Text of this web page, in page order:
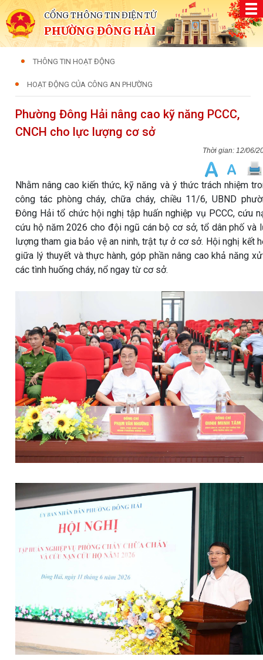
CỔNG THÔNG TIN ĐIỆN TỬ
PHƯỜNG ĐÔNG HẢI
THÔNG TIN HOẠT ĐỘNG
HOẠT ĐỘNG CỦA CÔNG AN PHƯỜNG
Phường Đông Hải nâng cao kỹ năng PCCC,
CNCH cho lực lượng cơ sở
12/06/
Nhằm nâng cao kiến thức, kỹ năng và ý thức trách nhiệm
công tác phòng cháy, chữa cháy, chiều 11/6, UBND
Đông Hải tổ chức hội nghị tập huấn nghiệp vụ PCCC, cứu
cứu hộ năm 2026 cho đội ngũ cán bộ cơ sở, tổ dân phố và
lượng tham gia bảo vệ an ninh, trật tự ở cơ sở. Hội nghị kết
giữa lý thuyết và thực hành, góp phần nâng cao khả năng
các tình huống cháy, nổ ngay từ cơ sở.